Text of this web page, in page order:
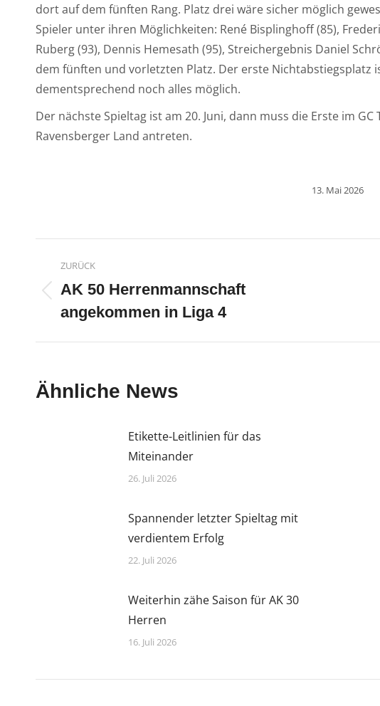
dort auf dem fünften Rang. Platz drei wäre sicher möglich
Spieler unter ihren Möglichkeiten: René Bisplinghoff (85),
Ruberg (93), Dennis Hemesath (95), Streichergebnis Daniel
dem fünften und vorletzten Platz. Der erste
dementsprechend noch alles möglich.
Der nächste Spieltag ist am 20. Juni, dann muss die Erste im
Ravensberger Land antreten.
13. Mai 2026
Kommentarnavigation
ZURÜCK
Vorheriger
Beitrag:
AK 50 Herrenmannschaft
angekommen in Liga 4
Ähnliche News
Etikette-Leitlinien für das
Miteinander
26. Juli 2026
Spannender letzter Spieltag mit
verdientem Erfolg
22. Juli 2026
Weiterhin zähe Saison für AK 30
Herren
16. Juli 2026